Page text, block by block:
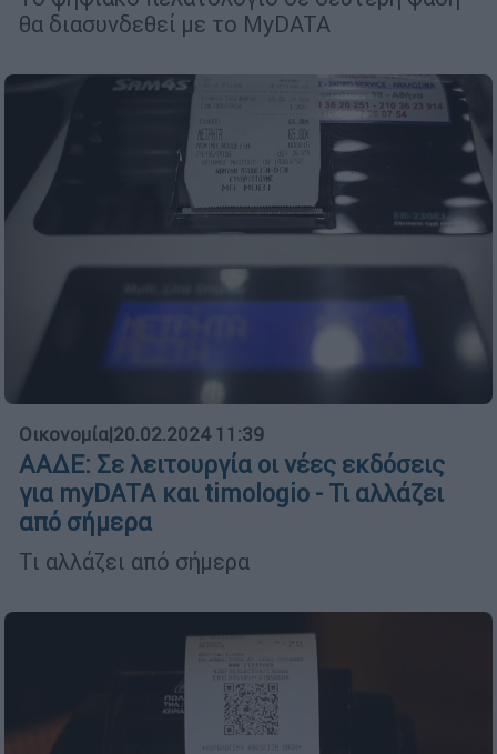
θα διασυνδεθεί με το MyDATA
Οικονομία|20.02.2024 11:39
ΑΑΔΕ: Σε λειτουργία οι νέες εκδόσεις
για myDATA και timologio - Τι αλλάζει
από σήμερα
Τι αλλάζει από σήμερα